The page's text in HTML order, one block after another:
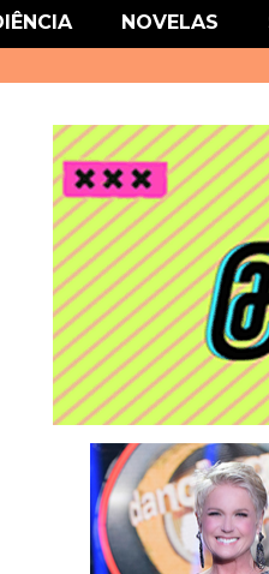
css?family=Roboto'
NOVELAS